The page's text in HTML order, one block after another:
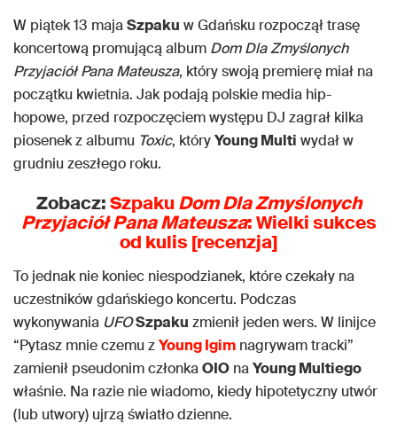
W piątek 13 majaSzpaku w Gdańsku rozpoczął trasę
koncertową promującą album Dom Dla Zmyślonych
Przyjaciół Pana Mateusza, który swoją premierę miał na
początku kwietnia. Jak podają polskie media hip-
hopowe, przed rozpoczęciem występu DJ zagrał kilka
piosenek z albumu Toxic, któryYoung Multi wydał w
grudniu zeszłego roku.
Zobacz:SzpakuDom Dla Zmyślonych
Przyjaciół Pana Mateusza: Wielki sukces
od kulis [recenzja]
To jednak nie koniec niespodzianek, które czekały na
uczestników gdańskiego koncertu. Podczas
wykonywania UFOSzpaku zmienił jeden wers. W linijce
“Pytasz mnie czemu zYoung Igim nagrywam tracki”
zamienił pseudonim członkaOIO naYoung Multiego
właśnie. Na razie nie wiadomo, kiedy hipotetyczny utwór
(lub utwory) ujrzą światło dzienne.